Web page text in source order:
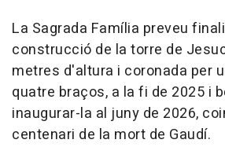
La Sagrada Família preveu
construcció de la torre de
metres d'altura i coronada per
quatre braços, a la fi de 2025 i
inaugurar-la al juny de 2026,
centenari de la mort de Gaudí.